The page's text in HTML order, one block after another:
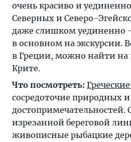
очень красиво и
Северных и Северо-
даже слишком уединенно
в основном на экскурсии.
в Греции, можно найти на
Крите.
Что посмотреть:
сосредоточие природных
достопримечательностей.
изрезанной береговой
живописные рыбацкие